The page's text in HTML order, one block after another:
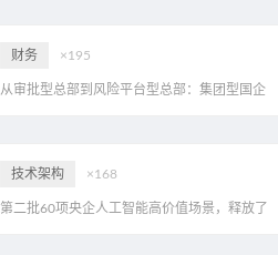
财务 ×195
从审批型总部到风险平台型总部：集团型国企
技术架构 ×168
第二批60项央企人工智能高价值场景，释放了